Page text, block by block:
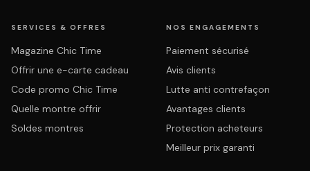
SERVICES & OFFRES
Magazine Chic Time
Offrir une e-carte cadeau
Code promo Chic Time
Quelle montre offrir
Soldes montres
NOS ENGAGEMENTS
Paiement sécurisé
Avis clients
Lutte anti contrefaçon
Avantages clients
Protection acheteurs
Meilleur prix garanti